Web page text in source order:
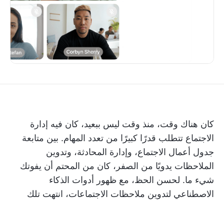
كان هناك وقت، منذ وقت ليس ببعيد، كان فيه إدارة
الاجتماع تتطلب قدرًا كبيرًا من تعدد المهام. بين متابعة
جدول أعمال الاجتماع، وإدارة المحادثة، وتدوين
الملاحظات يدويًا من الصفر، كان من المحتم أن يفوتك
شيء ما. لحسن الحظ، مع ظهور أدوات الذكاء
الاصطناعي لتدوين ملاحظات الاجتماعات، انتهت تلك